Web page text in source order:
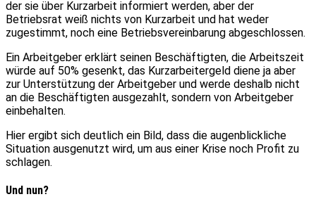
der sie über Kurzarbeit informiert werden, aber der
Betriebsrat weiß nichts von Kurzarbeit und hat weder
zugestimmt, noch eine Betriebsvereinbarung abgeschlossen.
Ein Arbeitgeber erklärt seinen Beschäftigten, die Arbeitszeit
würde auf 50% gesenkt, das Kurzarbeitergeld diene ja aber
zur Unterstützung der Arbeitgeber und werde deshalb nicht
an die Beschäftigten ausgezahlt, sondern von Arbeitgeber
einbehalten.
Hier ergibt sich deutlich ein Bild, dass die augenblickliche
Situation ausgenutzt wird, um aus einer Krise noch Profit zu
schlagen.
Und nun?